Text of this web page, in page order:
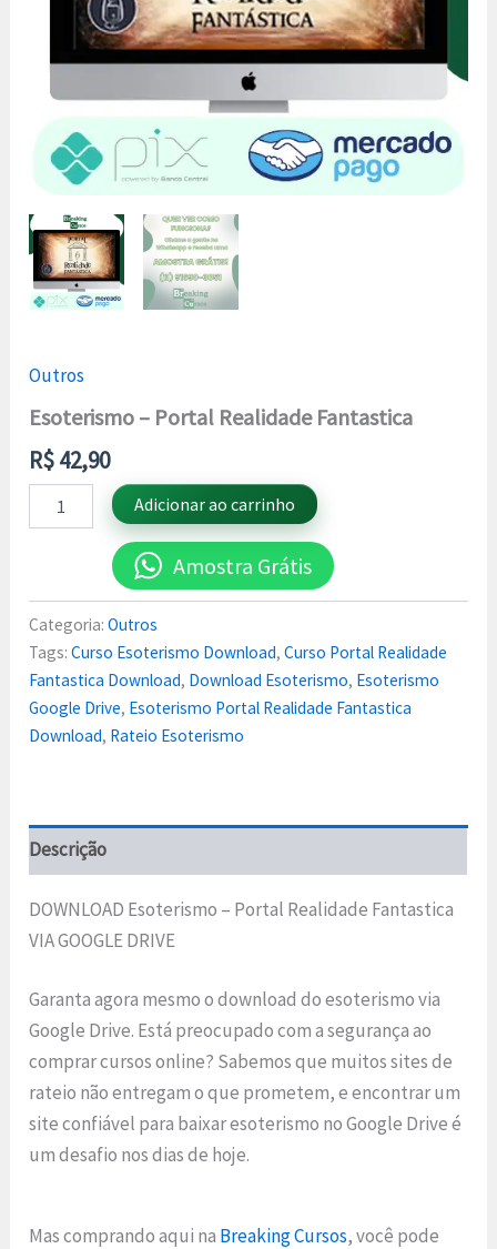
Outros
Esoterismo – Portal Realidade Fantastica
R$42,90
Adicionar ao carrinho
Amostra Grátis
Categoria:Outros
Tags:Curso Esoterismo Download,Curso Portal Realidade
Fantastica Download, Download Esoterismo, Esoterismo
Google Drive, Esoterismo Portal Realidade Fantastica
Download, Rateio Esoterismo
Descrição
DOWNLOAD Esoterismo – Portal Realidade Fantastica
VIA GOOGLE DRIVE
Garanta agora mesmo o download do esoterismo via
Google Drive. Está preocupado com a segurança ao
comprar cursos online? Sabemos que muitos sites de
rateio não entregam o que prometem, e encontrar um
site confiável para baixar esoterismo no Google Drive é
um desafio nos dias de hoje.
Mas comprando aqui na Breaking Cursos, você pode